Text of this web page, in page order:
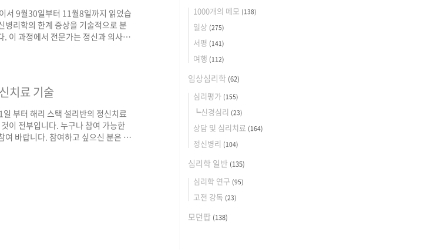
서 9월30일부터 11월8일까지 읽었습
병리학의 한계 증상을 기술적으로 분
이 과정에서 전문가는 정신과 의사입
버지라 할 수 있는 크레펠린적인 전
치료 기술
부터 해리 스택 설리반의 정신치료
이 전부입니다. 누구나 참여 가능한
여 바랍니다. 참여하고 싶으신 분은 이
1000개의 메모 (138)
일상 (275)
서평 (141)
여행 (112)
임상심리학 (62)
심리평가 (155)
┗신경심리 (23)
상담 및 심리치료 (164)
정신병리 (104)
심리학 일반 (135)
심리학 연구 (95)
고전 강독 (23)
모던팝 (138)